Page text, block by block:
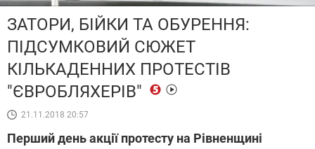
ЗАТОРИ, БІЙКИ ТА ОБУРЕННЯ:
ПІДСУМКОВИЙ СЮЖЕТ
КІЛЬКАДЕННИХ ПРОТЕСТІВ
"ЄВРОБЛЯХЕРІВ"
21.11.2018 20:57
Перший день акції протесту на Рівненщині